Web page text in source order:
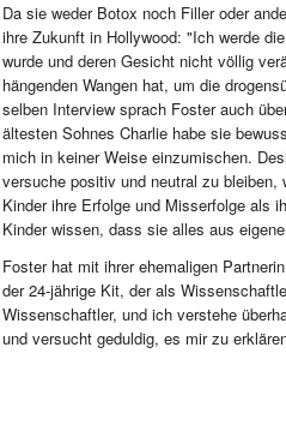
Da sie weder Botox noch Filler oder
ihre Zukunft in Hollywood: "Ich werde
wurde und deren Gesicht nicht völlig
hängenden Wangen hat, um die
selben Interview sprach Foster auch
ältesten Sohnes Charlie habe sie
mich in keiner Weise einzumischen.
versuche positiv und neutral zu
Kinder ihre Erfolge und Misserfolge als
Kinder wissen, dass sie alles aus
Foster hat mit ihrer ehemaligen
der 24-jährige Kit, der als
Wissenschaftler, und ich verstehe
und versucht geduldig, es mir zu